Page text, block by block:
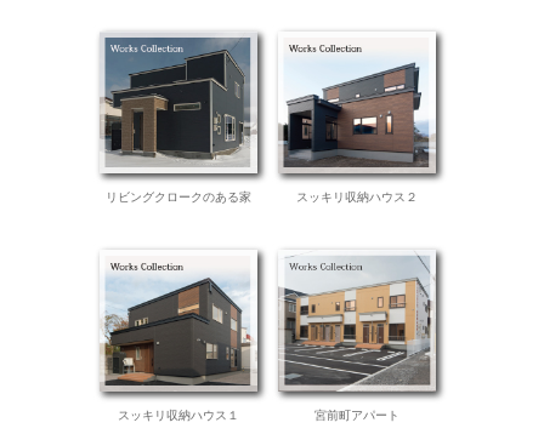
リビングクロークのある家 スッキリ収納ハウス２
スッキリ収納ハウス１ 宮前町アパート